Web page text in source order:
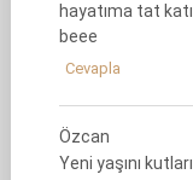
hayatıma tat
beee
Cevapla
Özcan
Yeni yaşını